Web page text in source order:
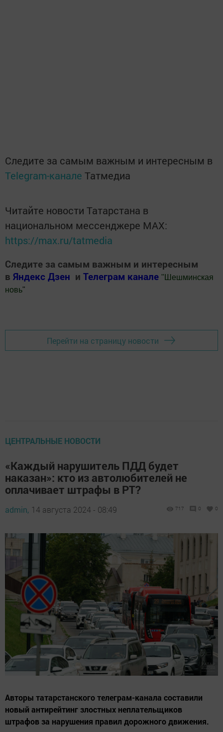
Следите за самым важным и интересным в
Telegram-канале Татмедиа
Читайте новости Татарстана в
национальном мессенджере MАХ:
https://max.ru/tatmedia
Следите за самым важным и интересным
в Яндекс Дзен и Телеграм канале " Шешминская
новь"
Перейти на страницу новости
ЦЕНТРАЛЬНЫЕ НОВОСТИ
«Каждый нарушитель ПДД будет
наказан»: кто из автолюбителей не
оплачивает штрафы в РТ?
admin, 14 августа 2024 - 08:49 717 0 0
Авторы татарстанского телеграм-канала составили
новый антирейтинг злостных неплательщиков
штрафов за нарушения правил дорожного движения.